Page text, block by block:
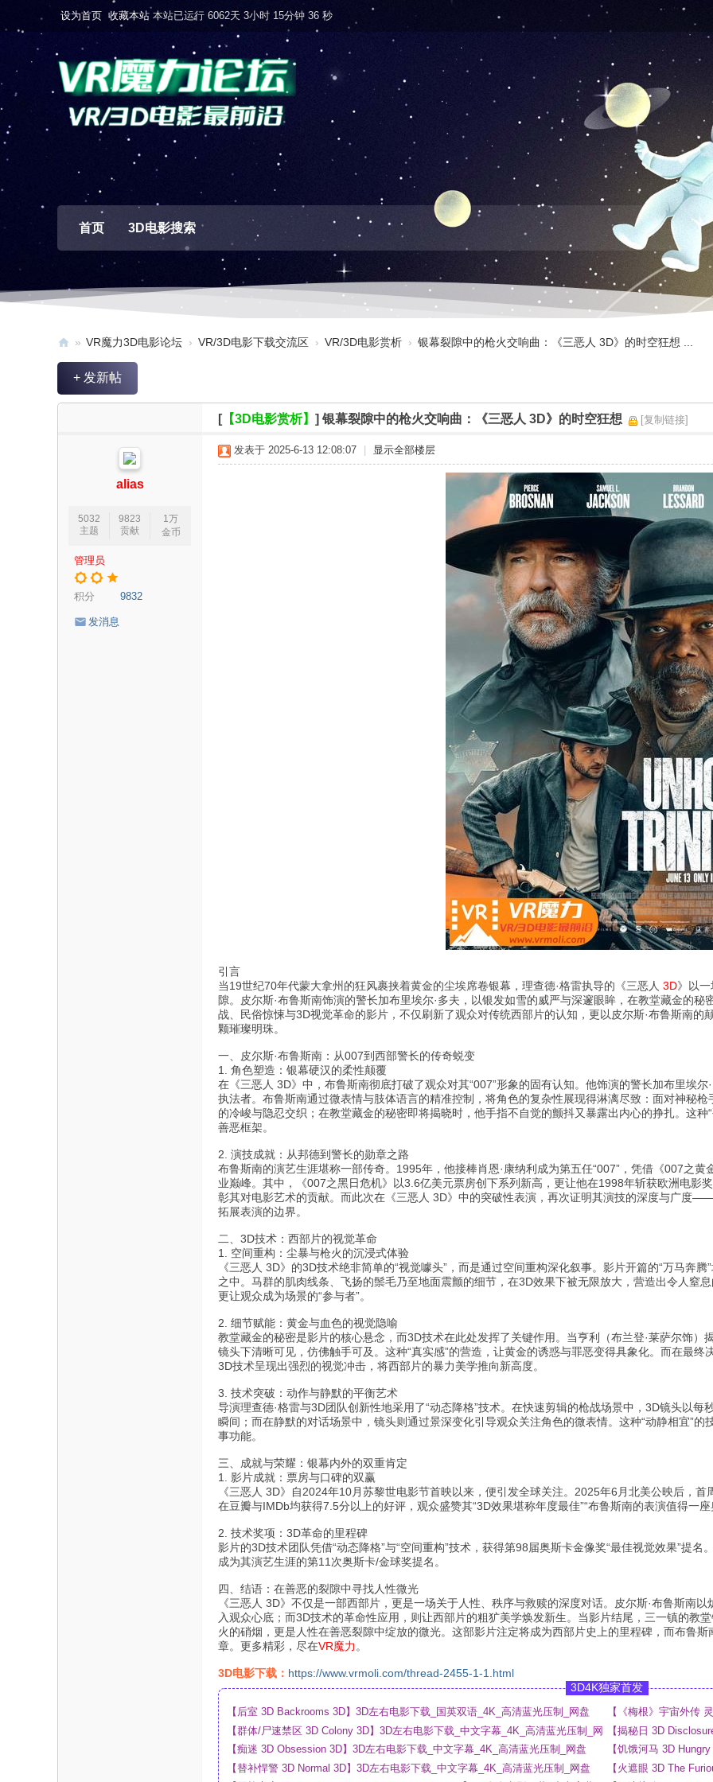
设为首页 收藏本站 本站已运行 6062天 3小时 15分钟 37 秒
首页 3D电影搜索
V
» VR魔力3D电影论坛 › VR/3D电影下载交流区 › VR/3D电影赏析 › 银幕裂隙中的枪火交响曲：《三恶人 3D》的时空狂想 ...
+ 发新帖
[【3D电影赏析】 ] 银幕裂隙中的枪火交响曲：《三恶人 3D》的时空狂想 [复制链接]
alias
5032
主题
9823
贡献
1万
金币
管理员
积分 9832
发消息
发表于 2025-6-13 12:08:07 显示全部楼层
引言
当19世纪70年代蒙大拿州的狂风裹挟着黄金的尘埃席卷银幕，理查德·格雷执导的《三恶人 3D》以一
隙。皮尔斯·布鲁斯南饰演的警长加布里埃尔·多夫，以银发如雪的威严与深邃眼眸，在教堂藏金的
战、民俗惊悚与3D视觉革命的影片，不仅刷新了观众对传统西部片的认知，更以皮尔斯·布鲁斯南
颗璀璨明珠。
一、皮尔斯·布鲁斯南：从007到西部警长的传奇蜕变
1. 角色塑造：银幕硬汉的柔性颠覆
在《三恶人 3D》中，布鲁斯南彻底打破了观众对其“007”形象的固有认知。他饰演的警长加布里埃
执法者。布鲁斯南通过微表情与肢体语言的精准控制，将角色的复杂性展现得淋漓尽致：面对神秘
的冷峻与隐忍交织；在教堂藏金的秘密即将揭晓时，他手指不自觉的颤抖又暴露出内心的挣扎。这
善恶框架。
2. 演技成就：从邦德到警长的勋章之路
布鲁斯南的演艺生涯堪称一部传奇。1995年，他接棒肖恩·康纳利成为第五任“007”，凭借《007之
业巅峰。其中，《007之黑日危机》以3.6亿美元票房创下系列新高，更让他在1998年斩获欧洲电影
彰其对电影艺术的贡献。而此次在《三恶人 3D》中的突破性表演，再次证明其演技的深度与广度
拓展表演的边界。
二、3D技术：西部片的视觉革命
1. 空间重构：尘暴与枪火的沉浸式体验
《三恶人 3D》的3D技术绝非简单的“视觉噱头”，而是通过空间重构深化叙事。影片开篇的“万马奔腾
之中。马群的肌肉线条、飞扬的鬃毛乃至地面震颤的细节，在3D效果下被无限放大，营造出令人窒
更让观众成为场景的“参与者”。
2. 细节赋能：黄金与血色的视觉隐喻
教堂藏金的秘密是影片的核心悬念，而3D技术在此处发挥了关键作用。当亨利（布兰登·莱萨尔饰
镜头下清晰可见，仿佛触手可及。这种“真实感”的营造，让黄金的诱惑与罪恶变得具象化。而在最
3D技术呈现出强烈的视觉冲击，将西部片的暴力美学推向新高度。
3. 技术突破：动作与静默的平衡艺术
导演理查德·格雷与3D团队创新性地采用了“动态降格”技术。在快速剪辑的枪战场景中，3D镜头以
瞬间；而在静默的对话场景中，镜头则通过景深变化引导观众关注角色的微表情。这种“动静相宜”
事功能。
三、成就与荣耀：银幕内外的双重肯定
1. 影片成就：票房与口碑的双赢
《三恶人 3D》自2024年10月苏黎世电影节首映以来，便引发全球关注。2025年6月北美公映后，
在豆瓣与IMDb均获得7.5分以上的好评，观众盛赞其“3D效果堪称年度最佳”“布鲁斯南的表演值得一座
2. 技术奖项：3D革命的里程碑
影片的3D技术团队凭借“动态降格”与“空间重构”技术，获得第98届奥斯卡金像奖“最佳视觉效果”提
成为其演艺生涯的第11次奥斯卡/金球奖提名。
四、结语：在善恶的裂隙中寻找人性微光
《三恶人 3D》不仅是一部西部片，更是一场关于人性、秩序与救赎的深度对话。皮尔斯·布鲁斯南
入观众心底；而3D技术的革命性应用，则让西部片的粗犷美学焕发新生。当影片结尾，三一镇的教
火的硝烟，更是人性在善恶裂隙中绽放的微光。这部影片注定将成为西部片史上的里程碑，而布鲁
章。更多精彩，尽在VR魔力 。
3D电影下载： https://www.vrmoli.com/thread-2455-1-1.html
3D4K独家首发
【后室 3D Backrooms 3D】3D左右电影下载_国英双语_4K_高清蓝光压制_网盘
【《梅根》宇宙外传
_4K_高清蓝光压制_网
【群体/尸速禁区 3D Colony 3D】3D左右电影下载_中文字幕_4K_高清蓝光压制_网
盘
【揭秘日 3D
网盘
【痴迷 3D Obsession 3D】3D左右电影下载_中文字幕_4K_高清蓝光压制_网盘
【饥饿河马 3D
【替补悍警 3D Normal 3D】3D左右电影下载_中文字幕_4K_高清蓝光压制_网盘
【火遮眼 3D The